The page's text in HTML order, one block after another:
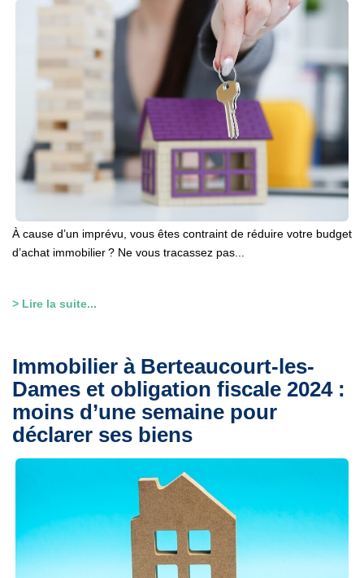
À cause d’un imprévu, vous êtes contraint de réduire votre budget
d’achat immobilier ? Ne vous tracassez pas...
> Lire la suite...
Immobilier à Berteaucourt-les-
Dames et obligation fiscale 2024 :
moins d’une semaine pour
déclarer ses biens